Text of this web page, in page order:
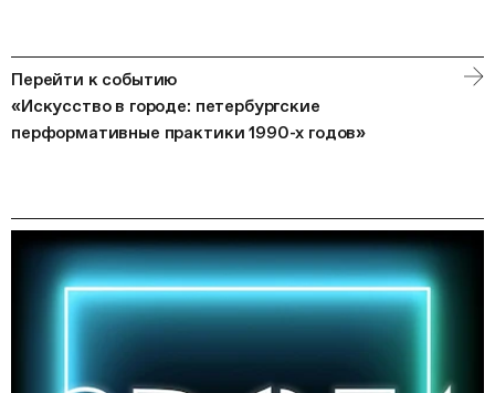
Перейти к событию
«Искусство в городе: петербургские
перформативные практики 1990-х годов»